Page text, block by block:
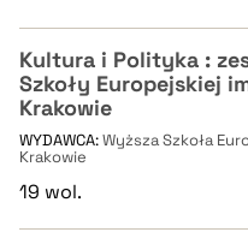
Kultura i Polityka :
Szkoły Europejskiej
Krakowie
WYDAWCA:Wyższa Szkoła
Krakowie
19 wol.